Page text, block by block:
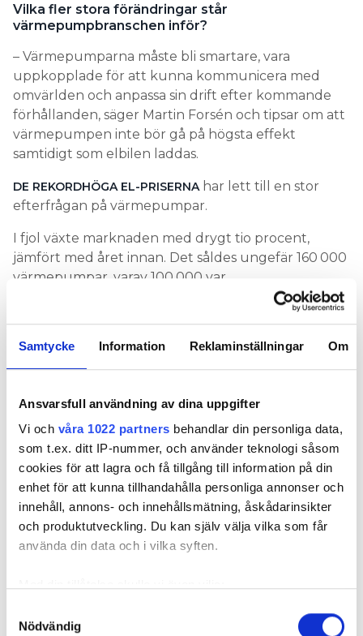
Samtycke Information Reklaminställningar Om
Ansvarsfull användning av dina uppgifter
Vi och våra 1022 partners behandlar din personliga data,
som t.ex. ditt IP-nummer, och använder teknologi såsom
cookies för att lagra och få tillgång till information på din
enhet för att kunna tillhandahålla personliga annonser och
innehåll, annons- och innehållsmätning, åskådarinsikter
och produktutveckling. Du kan själv välja vilka som får
använda din data och i vilka syften.
som kan ha en noggrannhet på upp till flera meter
Nödvändig
Vilka fler stora förändringar står
värmepumpbranschen inför?
– Värmepumparna måste bli smartare, vara
uppkopplade för att kunna kommunicera med
omvärlden och anpassa sin drift efter kommande
förhållanden, säger Martin Forsén och tipsar om att
värmepumpen inte bör gå på högsta effekt
samtidigt som elbilen laddas.
DE REKORDHÖGA EL-PRISERNA har lett till en stor
efterfrågan på värmepumpar.
I fjol växte marknaden med drygt tio procent,
jämfört med året innan. Det såldes ungefär 160 000
värmepumpar, varav 100 000 var
Men en värmepump drivs ju med el. Är det då klokt
då att köpa ett eldrivet värmesystem?
Mattias Järvinen
Mattias Järvinen på
Svenska Kyl &
Värmepumpföreningen.
– Värmepump är en
jättebra affär i alla lägen.
det är också ett klokt
val som bidrar till att nå
målen för ett hållbart
avgivna värmeeffekten upptagen från luft eller